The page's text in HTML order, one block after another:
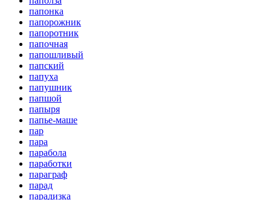
папонка
папорожник
папоротник
папочная
папошливый
папский
папуха
папушник
папшой
папыря
папье-маше
пар
пара
парабола
паработки
параграф
парад
парадизка